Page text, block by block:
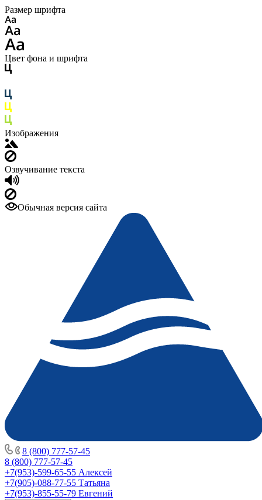
Размер шрифта
Цвет фона и шрифта
Изображения
Озвучивание текста
Обычная версия сайта
8 (800) 777-57-45
8 (800) 777-57-45
+7(953)-599-65-55 Алексей
+7(905)-088-77-55 Татьяна
+7(953)-855-55-79 Евгений